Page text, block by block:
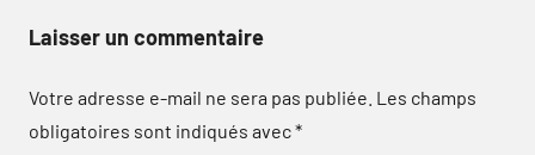
Laisser un commentaire
Votre adresse e-mail ne sera pas publiée. Les champs
obligatoires sont indiqués avec*